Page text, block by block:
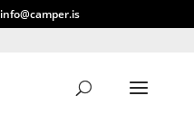
info@camper.is